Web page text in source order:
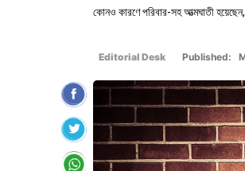
কোনও কারণে পরিবার-সহ আত্মঘাতী
Editorial Desk Published: